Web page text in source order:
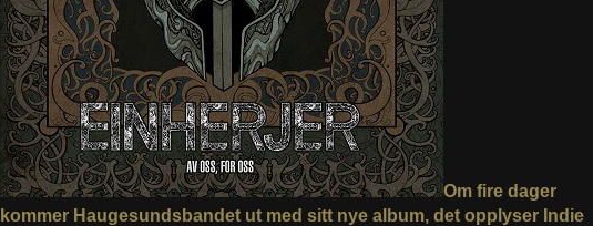
Om fire dager
kommer Haugesundsbandet ut med sitt nye album, det opplyser Indie